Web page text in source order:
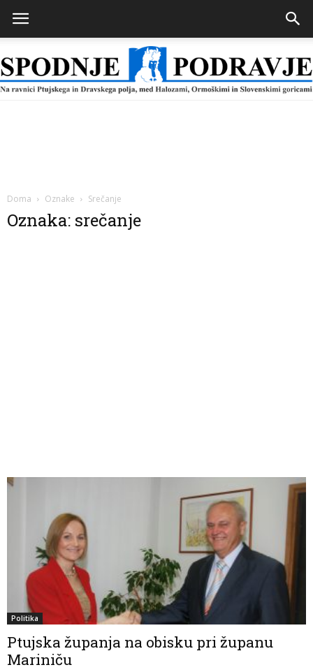
Doma Oznake Srečanje
Oznaka: srečanje
Politika
Ptujska županja na obisku pri županu
Mariniču